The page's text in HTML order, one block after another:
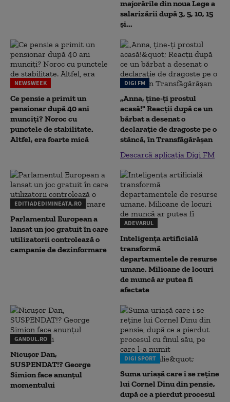
majorările din noua Lege a
salarizării după 3, 5, 10, 15
și...
NEWSWEEK
Ce pensie a primit un
pensionar după 40 ani
munciți? Noroc cu
punctele de stabilitate.
Altfel, era foarte mică
DIGI FM
„Anna, ţine-ţi prostul
acasă!" Reacţii după ce un
bărbat a desenat o
declaraţie de dragoste pe o
stâncă, în Transfăgărăşan
Descarcă aplicația Digi FM
EDITIADEDIMINEATA.RO
Parlamentul European a
lansat un joc gratuit în care
utilizatorii controlează o
campanie de dezinformare
ADEVARUL
Inteligența artificială
transformă
departamentele de resurse
umane. Milioane de locuri
de muncă ar putea fi
afectate
GANDUL.RO
Nicușor Dan,
SUSPENDAT!? George
Simion face anunțul
momentului
DIGI SPORT
Suma uriașă care i se reține
lui Cornel Dinu din pensie,
după ce a pierdut procesul